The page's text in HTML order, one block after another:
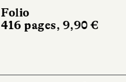
Folio
416 pages, 9,90 €